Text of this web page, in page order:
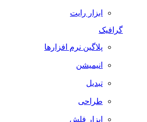
ابزار رایت
گرافیک
پلاگین نرم افزارها
انیمیشن
تبدیل
طراحی
ابزار فلش